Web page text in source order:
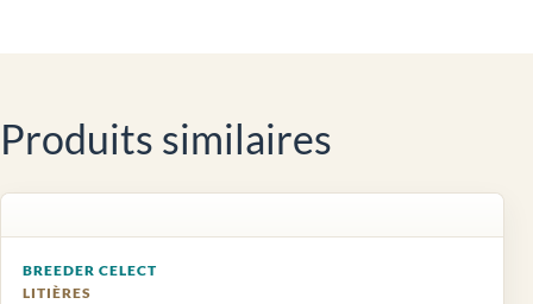
Produits similaires
BREEDER CELECT
LITIÈRES